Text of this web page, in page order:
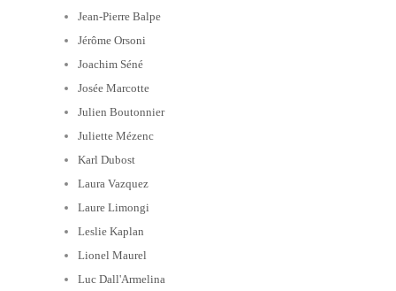
Jean-Pierre Balpe
Jérôme Orsoni
Joachim Séné
Josée Marcotte
Julien Boutonnier
Juliette Mézenc
Karl Dubost
Laura Vazquez
Laure Limongi
Leslie Kaplan
Lionel Maurel
Luc Dall'Armelina